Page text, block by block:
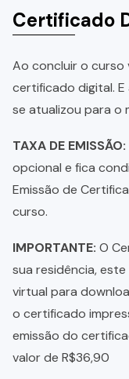
Certificado
Ao concluir o curso
certificado digital. E
se atualizou para o
TAXA DE EMISSÃO:
opcional e fica
Emissão de
curso.
IMPORTANTE: O
sua residência,
virtual para
o certificado
emissão do
valor de R$36,90